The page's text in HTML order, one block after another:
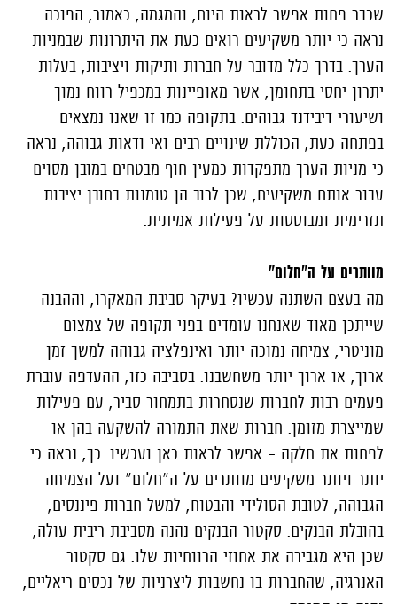
שכבר פחות אפשר לראות היום, והמגמה, כאמור, הפוכה.
נראה כי יותר משקיעים רואים כעת את היתרונות שבמניות
הערך. בדרך כלל מדובר על חברות ותיקות ויציבות, בעלות
יתרון יחסי בתחומן, אשר מאופיינות במכפיל רווח נמוך
ושיעורי דיבידנד גבוהים. בתקופה כמו זו שאנו נמצאים
בפתחה כעת, הכוללת שינויים רבים ואי ודאות גבוהה, נראה
כי מניות הערך מתפקדות כמעין חוף מבטחים במובן מסוים
עבור אותם משקיעים, שכן לרוב הן טומנות בחובן יציבות
תזרימית ומבוססות על פעילות אמיתית.
מוותרים על ה"חלום"
מה בעצם השתנה עכשיו? בעיקר סביבת המאקרו, וההבנה
שייתכן מאוד שאנחנו עומדים בפני תקופה של צמצום
מוניטרי, צמיחה נמוכה יותר ואינפלציה גבוהה למשך זמן
ארוך, או ארוך יותר משחשבנו. בסביבה כזו, ההעדפה עוברת
פעמים רבות לחברות שנסחרות בתמחור סביר, עם פעילות
שמייצרת מזומן. חברות שאת התמורה להשקעה בהן או
לפחות את חלקה – אפשר לראות כאן ועכשיו. כך, נראה כי
יותר ויותר משקיעים מוותרים על ה"חלום" ועל הצמיחה
הגבוהה, לטובת הסולידי והבטוח, למשל חברות פיננסים,
בהובלת הבנקים. סקטור הבנקים נהנה מסביבת ריבית עולה,
שכן היא מגבירה את אחוזי הרווחיות שלו. גם סקטור
האנרגיה, שהחברות בו נחשבות ליצרניות של נכסים ריאליים,